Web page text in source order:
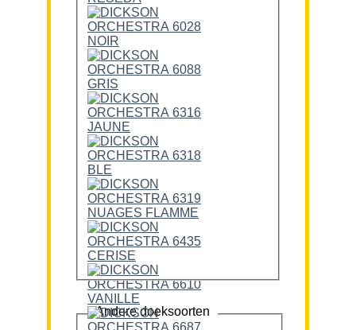
Andere doeksoorten